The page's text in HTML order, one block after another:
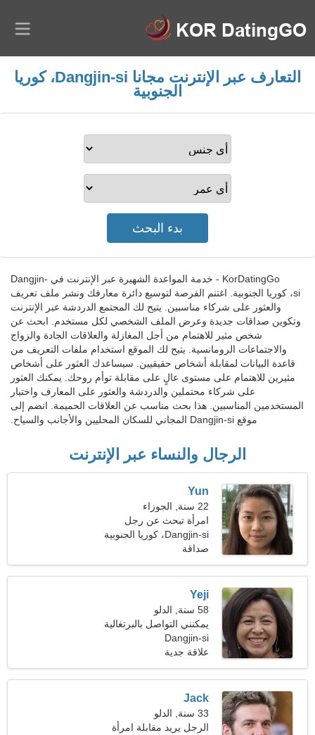
التعارف عبر الإنترنت مجانا Dangjin-si، كوريا
الجنوبية
KorDatingGo - خدمة المواعدة الشهيرة عبر الإنترنت في Dangjin-
si، كوريا الجنوبية. اغتنم الفرصة لتوسيع دائرة معارفك ونشر ملف تعريف
والعثور على شركاء مناسبين. يتيح لك المجتمع الدردشة عبر الإنترنت
وتكوين صداقات جديدة وعرض الملف الشخصي لكل مستخدم. ابحث عن
شخص مثير للاهتمام من أجل المغازلة والعلاقات الجادة والزواج
والاجتماعات الرومانسية. يتيح لك الموقع استخدام ملفات التعريف من
قاعدة البيانات لمقابلة أشخاص حقيقيين. سيساعدك العثور على أشخاص
مثيرين للاهتمام على مستوى عالٍ على مقابلة توأم روحك. يمكنك العثور
على شركاء محتملين والدردشة والعثور على المعارف واختيار
المستخدمين المناسبين. هذا بحث مناسب عن العلاقات الحميمة. انضم إلى
موقع Dangjin-si المجاني للسكان المحليين والأجانب والسياح.
الرجال والنساء عبر الإنترنت
Yun
22 سنة, الجوزاء
امرأة تبحث عن رجل
Dangjin-si، كوريا الجنوبية
صداقة
Yeji
58 سنة, الدلو
يمكنني التواصل بالبرتغالية
واليونانية
Dangjin-si
علاقة جدية
Jack
33 سنة, الدلو
الرجل يريد مقابلة امرأة